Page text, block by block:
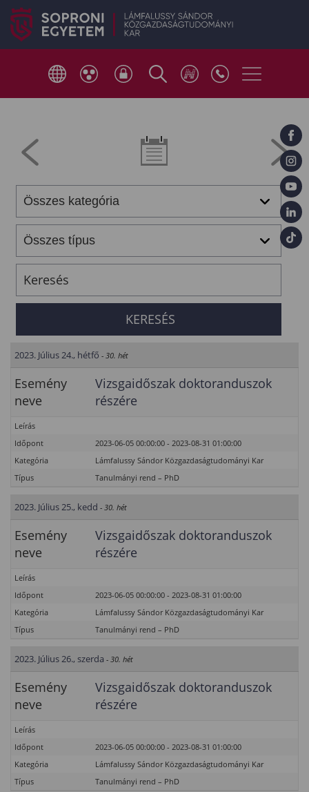
2023. Július 24., hétfő - 30. hét
Esemény
neve
Vizsgaidőszak doktoranduszok
részére
Leírás
Időpont
2023-06-05 00:00:00 - 2023-08-31 01:00:00
Kategória
Lámfalussy Sándor Közgazdaságtudományi Kar
Típus
Tanulmányi rend – PhD
2023. Július 25., kedd - 30. hét
Esemény
neve
Vizsgaidőszak doktoranduszok
részére
Leírás
Időpont
2023-06-05 00:00:00 - 2023-08-31 01:00:00
Kategória
Lámfalussy Sándor Közgazdaságtudományi Kar
Típus
Tanulmányi rend – PhD
2023. Július 26., szerda - 30. hét
Esemény
neve
Vizsgaidőszak doktoranduszok
részére
Leírás
Időpont
2023-06-05 00:00:00 - 2023-08-31 01:00:00
Kategória
Lámfalussy Sándor Közgazdaságtudományi Kar
Típus
Tanulmányi rend – PhD